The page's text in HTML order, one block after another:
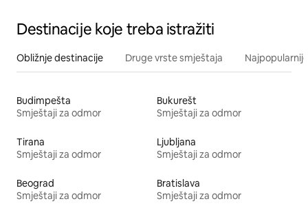
Destinacije koje treba istražiti
Obližnje destinacije Druge vrste smještaja
Budimpešta
Smještaji za odmor
Bukurešt
Smještaji za odmor
Tirana
Smještaji za odmor
Ljubljana
Smještaji za odmor
Beograd
Smještaji za odmor
Bratislava
Smještaji za odmor